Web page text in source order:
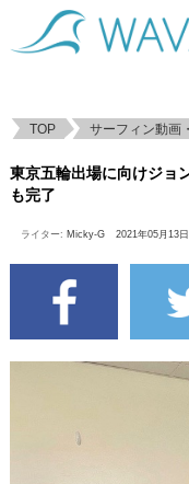
TOP サーフィン動画
レンスの左膝手術が早くも完了
東京五輪出場に向けジョ
も完了
ライター: Micky-G 2021年05月13